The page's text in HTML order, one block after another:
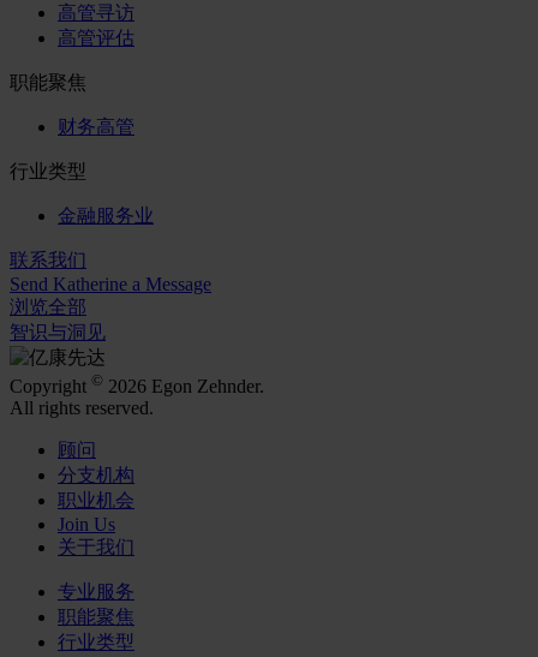
高管寻访
高管评估
职能聚焦
财务高管
行业类型
金融服务业
联系我们
Send Katherine a Message
浏览全部
智识与洞见
Copyright © 2026 Egon Zehnder.
All rights reserved.
顾问
分支机构
职业机会
Join Us
关于我们
专业服务
职能聚焦
行业类型